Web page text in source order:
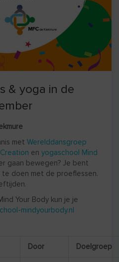
& yoga in de
met Werelddansgroep
en yogaschool Mind
gaan bewegen? Je bent
te doen met de proeflessen.
Your Body kun je je
mindyourbody.nl
Door Doelgroep